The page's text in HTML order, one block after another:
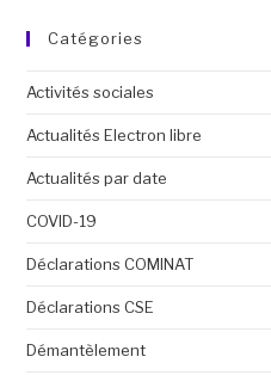
Catégories
Activités sociales
Actualités Electron libre
Actualités par date
COVID-19
Déclarations COMINAT
Déclarations CSE
Démantèlement